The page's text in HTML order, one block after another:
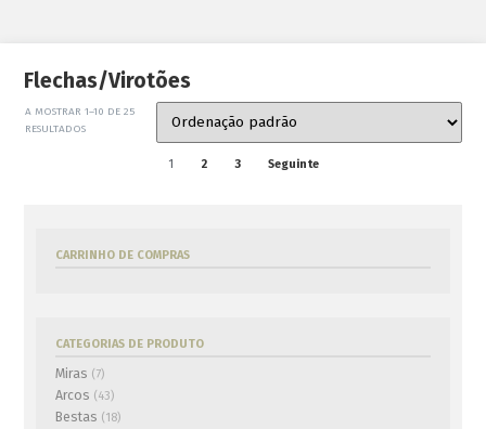
Flechas/Virotões
A MOSTRAR 1–10 DE 25
RESULTADOS
1 2 3 Seguinte
CARRINHO DE COMPRAS
CATEGORIAS DE PRODUTO
Miras (7)
Arcos (43)
Bestas (18)